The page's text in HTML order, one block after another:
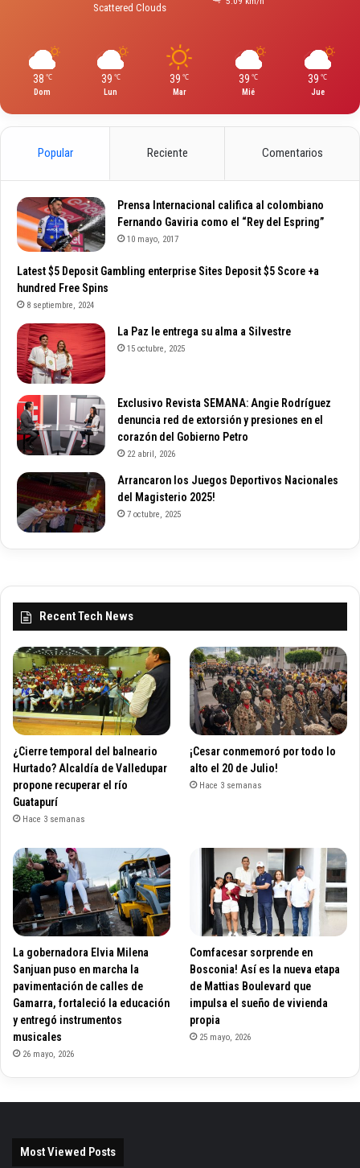
Scattered Clouds
38 ℃
Dom
39 ℃
Lun
39 ℃
Mar
39 ℃
Mié
39 ℃
Jue
Popular Reciente Comentarios
Prensa Internacional califica al colombiano
Fernando Gaviria como el “Rey del Espring”
10 mayo, 2017
Latest $5 Deposit Gambling enterprise Sites Deposit $5 Score +a
hundred Free Spins
8 septiembre, 2024
La Paz le entrega su alma a Silvestre
15 octubre, 2025
Exclusivo Revista SEMANA: Angie Rodríguez
denuncia red de extorsión y presiones en el
corazón del Gobierno Petro
22 abril, 2026
Arrancaron los Juegos Deportivos Nacionales
del Magisterio 2025!
7 octubre, 2025
Recent Tech News
¿Cierre temporal del balneario
Hurtado? Alcaldía de Valledupar
propone recuperar el río
Guatapurí
Hace 3 semanas
¡Cesar conmemoró por todo lo
alto el 20 de Julio!
Hace 3 semanas
La gobernadora Elvia Milena
Sanjuan puso en marcha la
pavimentación de calles de
Gamarra, fortaleció la educación
y entregó instrumentos
musicales
26 mayo, 2026
Comfacesar sorprende en
Bosconia! Así es la nueva etapa
de Mattias Boulevard que
impulsa el sueño de vivienda
propia
25 mayo, 2026
Most Viewed Posts